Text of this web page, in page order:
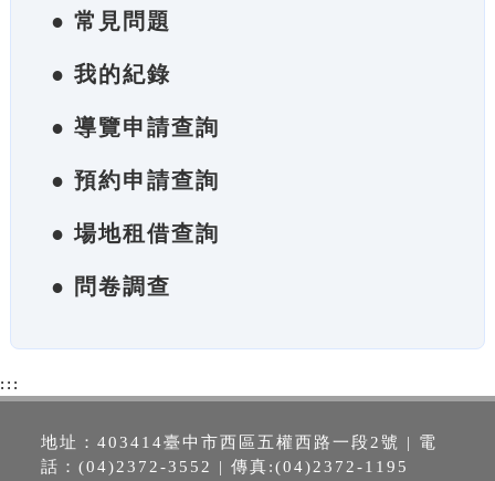
● 常見問題
● 我的紀錄
● 導覽申請查詢
● 預約申請查詢
● 場地租借查詢
● 問卷調查
:::
地址：403414臺中市西區五權西路一段2號 | 電
話：(04)2372-3552 | 傳真:(04)2372-1195